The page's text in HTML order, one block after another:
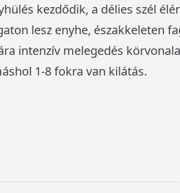
kezdődik, a délies szél
lesz enyhe, északkeleten
intenzív melegedés
1-8 fokra van kilátás.